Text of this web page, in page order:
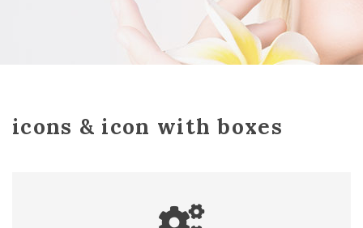
icons & icon with boxes